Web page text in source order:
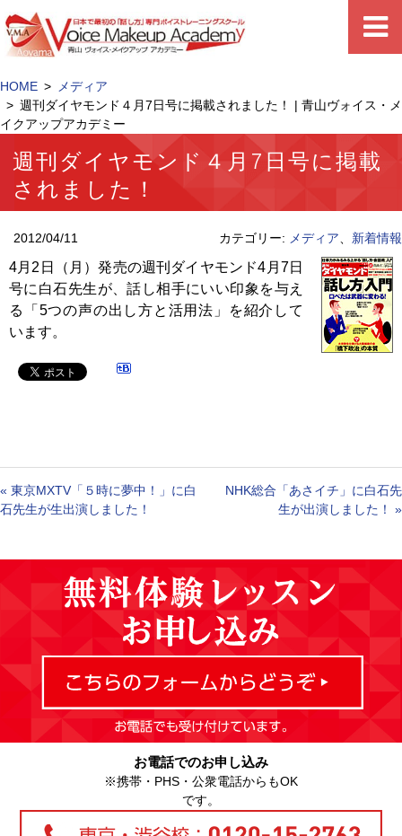
HOME
メディア
週刊ダイヤモンド４月7日号に掲載されました！ | 青山ヴォイス・メ
イクアップアカデミー
週刊ダイヤモンド４月7日号に掲載
されました！
2012/04/11 カテゴリー: メディア 新着情報
4月2日（月）発売の週刊ダイヤモンド4月7日
号に白石先生が、話し相手にいい印象を与え
る「5つの声の出し方と活用法」を紹介して
います。
« 東京MXTV「５時に夢中！」に白
石先生が生出演しました！
NHK総合「あさイチ」に白石先
生が出演しました！
»
お電話でのお申し込み
※携帯・PHS・公衆電話からもOK
です。